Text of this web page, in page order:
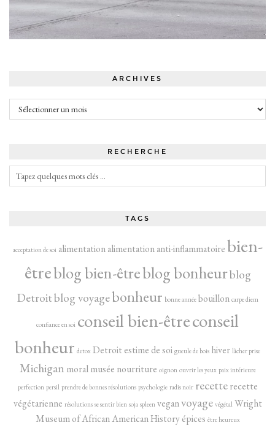
ARCHIVES
Archives
RECHERCHE
TAGS
acceptation de soi alimentation alimentation anti-inflammatoirebien-
êtreblog bien-êtreblog bonheurblog
Detroitblog voyagebonheur bonne année bouillon carpe diem
confiance en soi conseil bien-êtreconseil
bonheur detox Detroitestime de soi gueule de bois hiver lâcher prise
Michigan moral musée nourriture oignon ouvrir les yeux paix intérieure
perfection persil prendre de bonnes résolutions psychologie radis noir recette recette
végétarienne résolutions se sentir bien soja spleen veganvoyage végétal Wright
Museum of African American History épices être heureux